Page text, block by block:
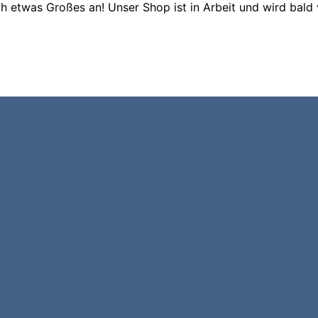
etwas Großes an! Unser Shop ist in Arbeit und wird